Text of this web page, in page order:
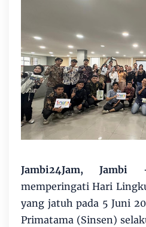
Jambi24Jam, Jambi
memperingati Hari
yang jatuh pada 5 Juni
Primatama (Sinsen)